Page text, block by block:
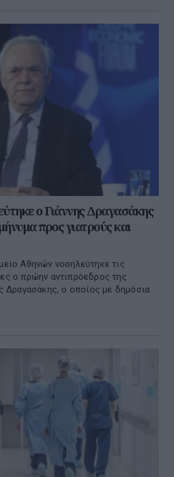
ο Γιάννης Δραγασάκης
προς γιατρούς και
Αθηνών νοσηλεύτηκε τις
ο πρώην αντιπρόεδρος της
Δραγασάκης, ο οποίος με δημόσια